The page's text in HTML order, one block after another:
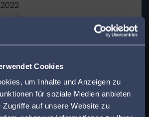
Cookies
um Inhalte und Anzeigen zu
für soziale Medien anbieten
Zugriffe auf unsere Website zu
Partei als Verdachtsfall
den
Anwalt in